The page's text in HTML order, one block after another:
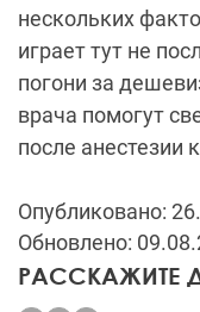
нескольких
играет тут не
погони за
врача помогут
после анестезии
Опубликовано:
Обновлено:
РАССКАЖИТЕ